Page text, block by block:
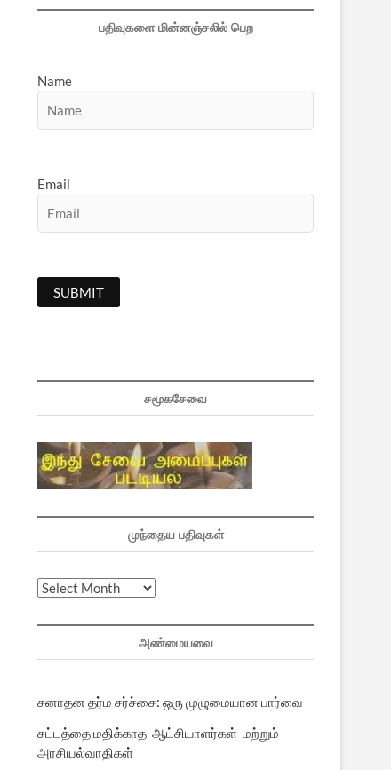
பதிவுகளை மின்னஞ்சலில் பெற
Name
Email
சமூகசேவை
முந்தைய பதிவுகள்
முந்தைய
அண்மையவை
சனாதன தர்ம சர்ச்சை: ஒரு முழுமையான பார்வை
சட்டத்தை மதிக்காத ஆட்சியாளர்கள் மற்றும்
அரசியல்வாதிகள்